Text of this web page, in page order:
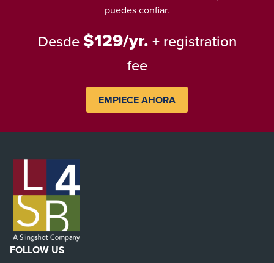
puedes confiar.
Desde $129/yr. + registration
fee
EMPIECE AHORA
FOLLOW US